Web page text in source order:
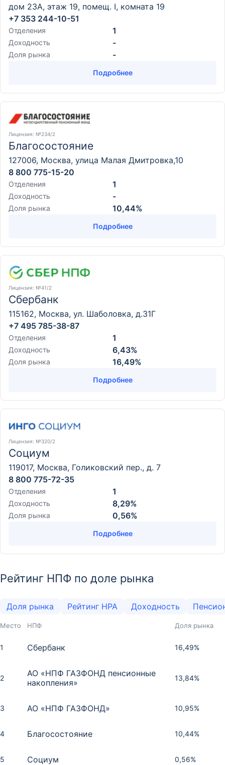
дом 23А, этаж 19, помещ. I, комната 19
+7 353 244-10-51
Отделения 1
Доходность -
Доля рынка -
Подробнее
Лицензия: №234/2
Благосостояние
127006, Москва, улица Малая Дмитровка,10
8 800 775-15-20
Отделения 1
Доходность -
Доля рынка 10,44%
Подробнее
Лицензия: №41/2
Сбербанк
115162, Москва, ул. Шаболовка, д.31Г
+7 495 785-38-87
Отделения 1
Доходность 6,43%
Доля рынка 16,49%
Подробнее
Лицензия: №320/2
Социум
119017, Москва, Голиковский пер., д. 7
8 800 775-72-35
Отделения 1
Доходность 8,29%
Доля рынка 0,56%
Подробнее
Рейтинг НПФ по доле рынка
Доля рынка Рейтинг НРА Доходность
Место НПФ Доля рынка
1 Сбербанк 16,49%
2
АО «НПФ ГАЗФОНД пенсионные
накопления»
13,84%
3 АО «НПФ ГАЗФОНД» 10,95%
4 Благосостояние 10,44%
5 Социум 0,56%